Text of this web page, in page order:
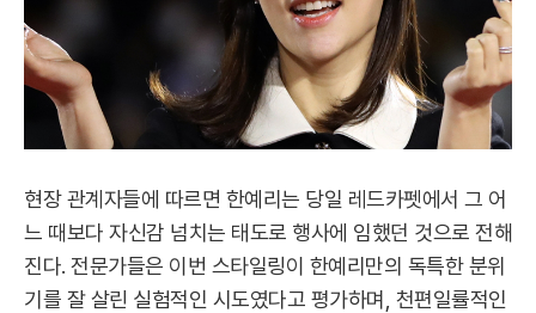
현장 관계자들에 따르면 한예리는 당일 레드카펫에서 그 어
느 때보다 자신감 넘치는 태도로 행사에 임했던 것으로 전해
진다. 전문가들은 이번 스타일링이 한예리만의 독특한 분위
기를 잘 살린 실험적인 시도였다고 평가하며, 천편일률적인